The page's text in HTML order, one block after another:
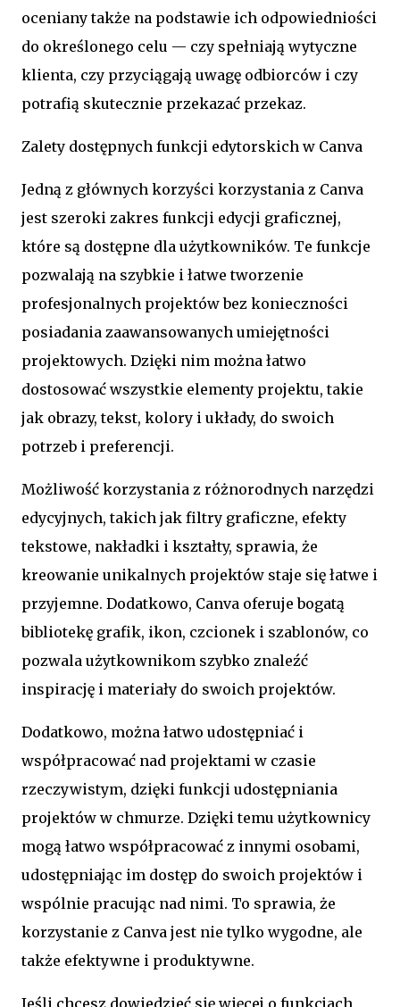
oceniany także na podstawie ich odpowiedniości
do określonego celu — czy spełniają wytyczne
klienta, czy przyciągają uwagę odbiorców i czy
potrafią skutecznie przekazać przekaz.
Zalety dostępnych funkcji edytorskich w Canva
Jedną z głównych korzyści korzystania z Canva
jest szeroki zakres funkcji edycji graficznej,
które są dostępne dla użytkowników. Te funkcje
pozwalają na szybkie i łatwe tworzenie
profesjonalnych projektów bez konieczności
posiadania zaawansowanych umiejętności
projektowych. Dzięki nim można łatwo
dostosować wszystkie elementy projektu, takie
jak obrazy, tekst, kolory i układy, do swoich
potrzeb i preferencji.
Możliwość korzystania z różnorodnych narzędzi
edycyjnych, takich jak filtry graficzne, efekty
tekstowe, nakładki i kształty, sprawia, że
kreowanie unikalnych projektów staje się łatwe i
przyjemne. Dodatkowo, Canva oferuje bogatą
bibliotekę grafik, ikon, czcionek i szablonów, co
pozwala użytkownikom szybko znaleźć
inspirację i materiały do swoich projektów.
Dodatkowo, można łatwo udostępniać i
współpracować nad projektami w czasie
rzeczywistym, dzięki funkcji udostępniania
projektów w chmurze. Dzięki temu użytkownicy
mogą łatwo współpracować z innymi osobami,
udostępniając im dostęp do swoich projektów i
wspólnie pracując nad nimi. To sprawia, że
korzystanie z Canva jest nie tylko wygodne, ale
także efektywne i produktywne.